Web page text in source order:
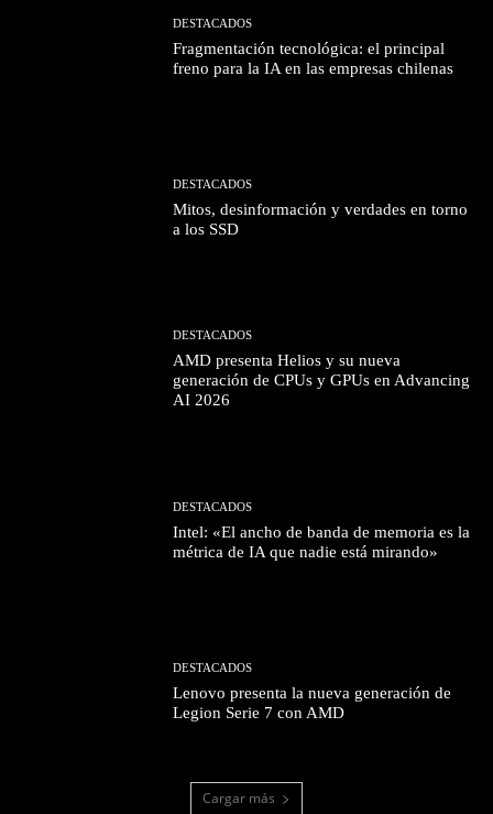
DESTACADOS
Fragmentación tecnológica: el principal
freno para la IA en las empresas chilenas
DESTACADOS
Mitos, desinformación y verdades en torno
a los SSD
DESTACADOS
AMD presenta Helios y su nueva
generación de CPUs y GPUs en Advancing
AI 2026
DESTACADOS
Intel: «El ancho de banda de memoria es la
métrica de IA que nadie está mirando»
DESTACADOS
Lenovo presenta la nueva generación de
Legion Serie 7 con AMD
Cargar más